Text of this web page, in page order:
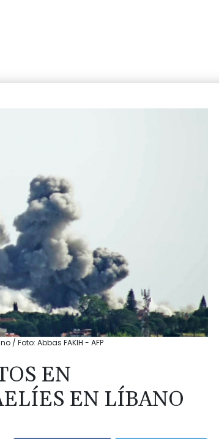
/ Foto: Abbas FAKIH - AFP
EN
EN LÍBANO